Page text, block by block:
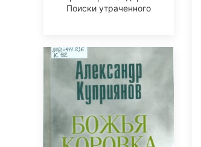
Поиски утраченного